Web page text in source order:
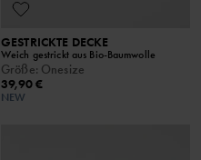
GESTRICKTE DECKE
Weich gestrickt aus Bio-Baumwolle
Größe: Onesize
39,90 €
NEW